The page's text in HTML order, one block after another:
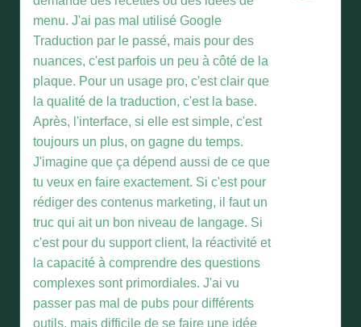
menu. J'ai pas mal utilisé Google
Traduction par le passé, mais pour des
nuances, c'est parfois un peu à côté de la
plaque. Pour un usage pro, c'est clair que
la qualité de la traduction, c'est la base.
Après, l'interface, si elle est simple, c'est
toujours un plus, on gagne du temps.
J'imagine que ça dépend aussi de ce que
tu veux en faire exactement. Si c'est pour
rédiger des contenus marketing, il faut un
truc qui ait un bon niveau de langage. Si
c'est pour du support client, la réactivité et
la capacité à comprendre des questions
complexes sont primordiales. J'ai vu
passer pas mal de pubs pour différents
outils, mais difficile de se faire une idée